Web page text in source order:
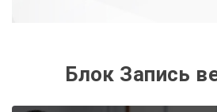
Блок Запись